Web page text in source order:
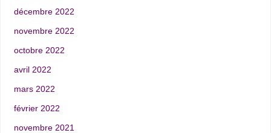
décembre 2022
novembre 2022
octobre 2022
avril 2022
mars 2022
février 2022
novembre 2021